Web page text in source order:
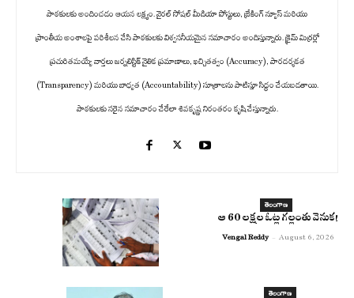
పాఠకులకు అందించడం ఆయన లక్ష్యం. వైరల్ సోషల్ మీడియా పోస్టులు, బ్రేకింగ్ న్యూస్ మరియు
ప్రాంతీయ అంశాలపై పరిశీలన చేసి పాఠకులకు విశ్వసనీయమైన సమాచారం అందిస్తున్నారు. క్రైమ్ మిర్రర్లో
ప్రచురితమయ్యే వార్తలు జర్నలిస్టిక్ నైతిక ప్రమాణాలు, ఖచ్చితత్వం (Accuracy), పారదర్శకత
(Transparency) మరియు బాధ్యత (Accountability) సూత్రాలను పాటిస్తూ సిద్ధం చేయబడతాయి.
పాఠకులకు సరైన సమాచారం చేరేలా శివకృష్ణ నిరంతరం కృషి చేస్తున్నారు.
తెలంగాణ
ఆ 60 లక్షల ఓట్ల గల్లంతు వెనుక!
Vengal Reddy - August 6, 2026
తెలంగాణ